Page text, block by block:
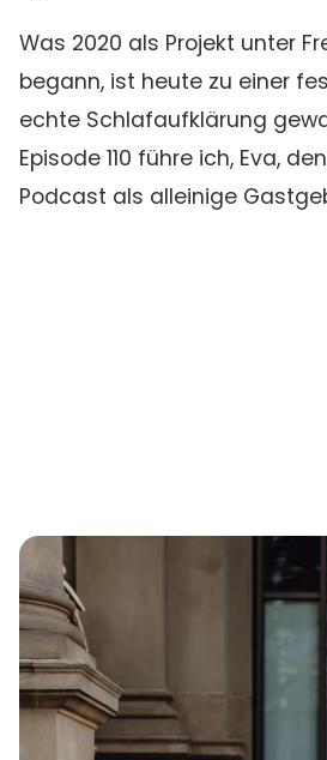
Was 2020 als Projekt unter
begann, ist heute zu einer
echte Schlafaufklärung
Episode 110 führe ich, Eva,
Podcast als alleinige